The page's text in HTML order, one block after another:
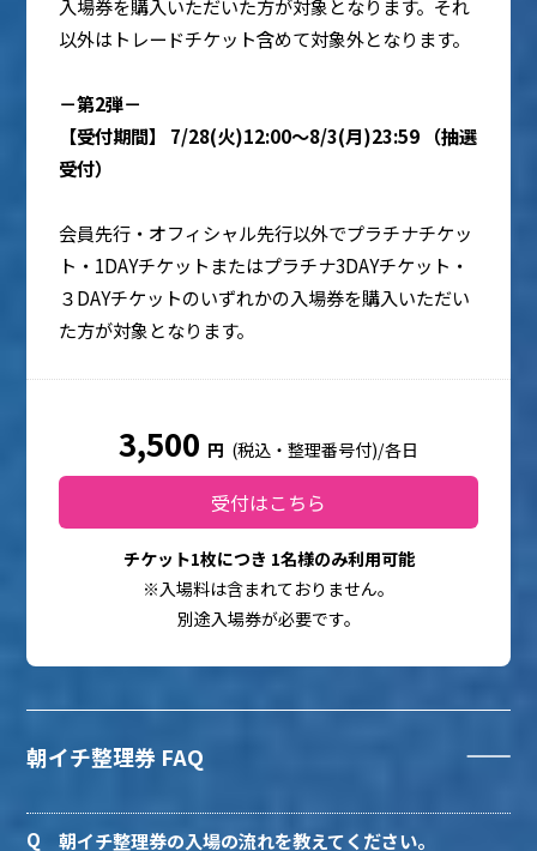
入場券を購入いただいた方が対象となります。それ
以外はトレードチケット含めて対象外となります。
－第2弾－
【受付期間】 7/28(火)12:00～8/3(月)23:59 （抽選
受付）
会員先行・オフィシャル先行以外でプラチナチケッ
ト・1DAYチケットまたはプラチナ3DAYチケット・
３DAYチケットのいずれかの入場券を購入いただい
た方が対象となります。
3,500 円 (税込・整理番号付)/各日
受付はこちら
チケット1枚につき 1名様のみ利用可能
※入場料は含まれておりません。
別途入場券が必要です。
朝イチ整理券 FAQ
朝イチ整理券の入場の流れを教えてください。